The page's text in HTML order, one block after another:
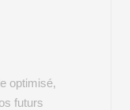
optimisé,
futurs